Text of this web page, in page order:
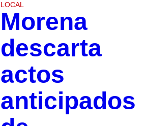
LOCAL
Morena
descarta
actos
anticipados